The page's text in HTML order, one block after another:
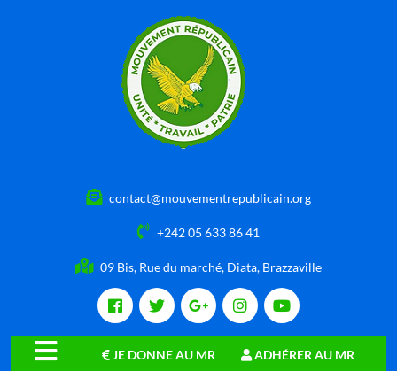
contact@mouvementrepublicain.org
+242 05 633 86 41
09 Bis, Rue du marché, Diata, Brazzaville
JE DONNE AU MR ADHÉRER AU MR